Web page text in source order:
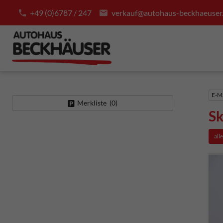
+49 (0)6787 / 247 verkauf@autohaus-
E-
alle
Merkliste (0)